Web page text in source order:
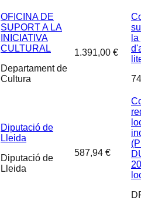
OFICINA DE
SUPORT A LA
INICIATIVA
CULTURAL
Departament de
Cultura
1.391,00 €
Diputació de
Lleida
Diputació de
Lleida
587,94 €